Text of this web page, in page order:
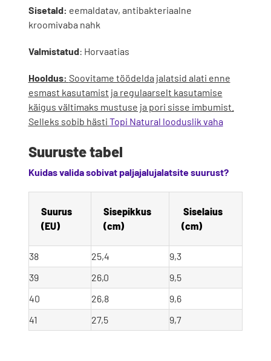
Sisetald: eemaldatav, antibakteriaalne
kroomivaba nahk
Valmistatud: Horvaatias
Hooldus: Soovitame töödelda jalatsid alati enne
esmast kasutamist ja regulaarselt kasutamise
käigus vältimaks mustuse ja pori sisse imbumist.
Selleks sobib hästi Topi Natural looduslik vaha
Suuruste tabel
Kuidas valida sobivat paljajalujalatsite suurust?
Suurus
(EU)
Sisepikkus
(cm)
Siselaius
(cm)
38 25,4
9,3
39
26,0
9,5
40
26,8
9,6
41
27,5 9,7